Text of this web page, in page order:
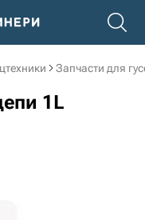
Запчасти для
1L